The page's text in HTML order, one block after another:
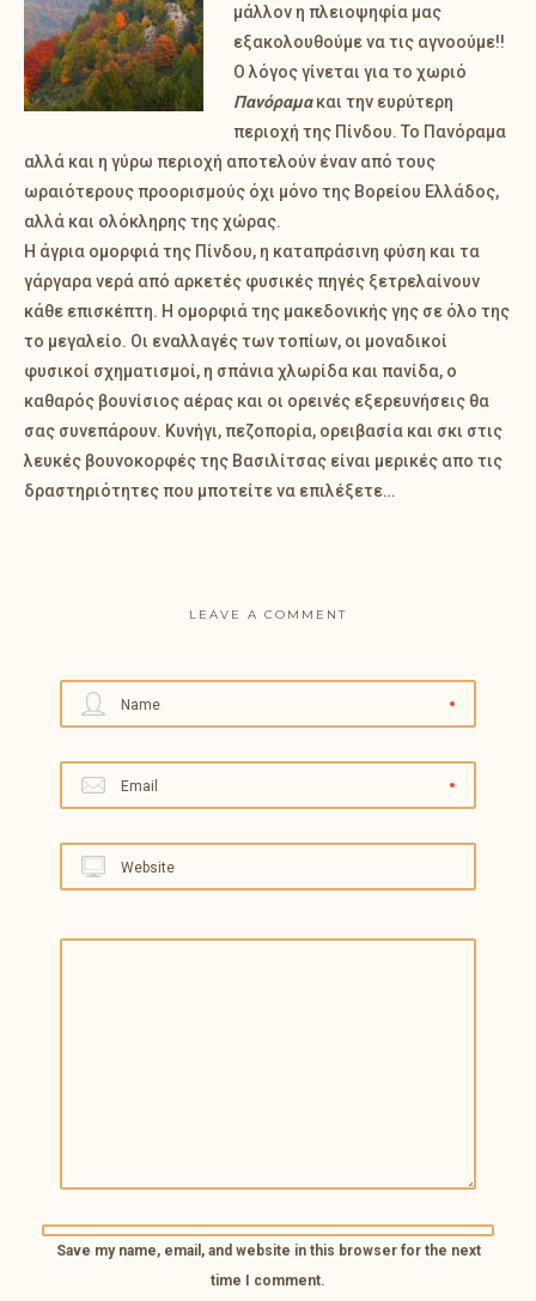
μάλλον η πλειοψηφία μας
εξακολουθούμε να τις αγνοούμε!!
Ο λόγος γίνεται για το χωριό
Πανόραμακαι την ευρύτερη
περιοχή της Πίνδου. Το Πανόραμα
αλλά και η γύρω περιοχή αποτελούν έναν από τους
ωραιότερους προορισμούς όχι μόνο της Βορείου Ελλάδος,
αλλά και ολόκληρης της χώρας.
Η άγρια ομορφιά της Πίνδου, η καταπράσινη φύση και τα
γάργαρα νερά από αρκετές φυσικές πηγές ξετρελαίνουν
κάθε επισκέπτη. H ομορφιά της μακεδονικής γης σε όλο της
το μεγαλείο. Οι εναλλαγές των τοπίων, οι μοναδικοί
φυσικοί σχηματισμοί, η σπάνια χλωρίδα και πανίδα, ο
καθαρός βουνίσιος αέρας και οι ορεινές εξερευνήσεις θα
σας συνεπάρουν. Κυνήγι, πεζοπορία, ορειβασία και σκι στις
λευκές βουνοκορφές της Bασιλίτσας είναι μερικές απο τις
δραστηριότητες που μποτείτε να επιλέξετε…
LEAVE A COMMENT
Name
Email
Website
Save my name, email, and website in this browser for the next
time I comment.